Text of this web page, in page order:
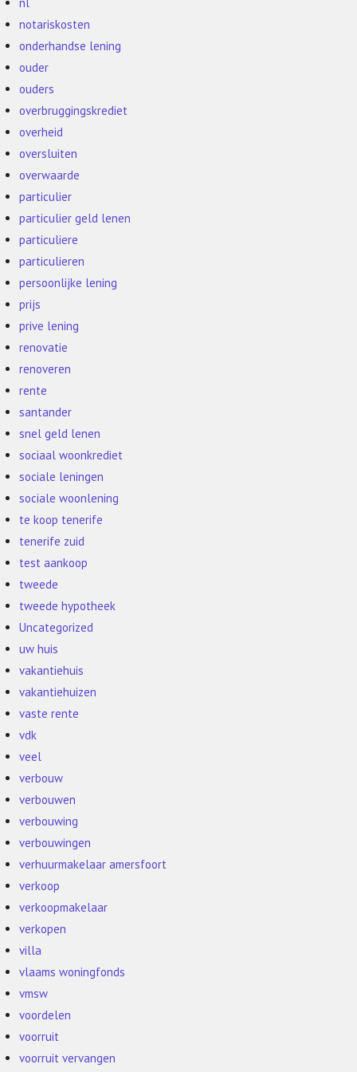
notariskosten
onderhandse lening
ouder
ouders
overbruggingskrediet
overheid
oversluiten
overwaarde
particulier
particulier geld lenen
particuliere
particulieren
persoonlijke lening
prijs
prive lening
renovatie
renoveren
rente
santander
snel geld lenen
sociaal woonkrediet
sociale leningen
sociale woonlening
te koop tenerife
tenerife zuid
test aankoop
tweede
tweede hypotheek
Uncategorized
uw huis
vakantiehuis
vakantiehuizen
vaste rente
vdk
veel
verbouw
verbouwen
verbouwing
verbouwingen
verhuurmakelaar amersfoort
verkoop
verkoopmakelaar
verkopen
villa
vlaams woningfonds
vmsw
voordelen
voorruit
voorruit vervangen